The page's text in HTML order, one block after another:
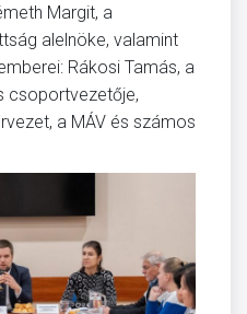
Margit, a
alelnöke, valamint
Rákosi Tamás, a
csoportvezetője,
a MÁV és számos